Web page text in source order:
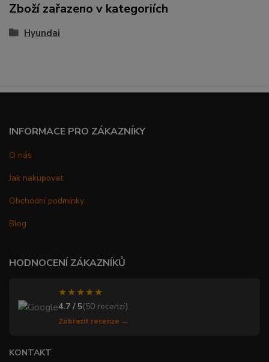
Zboží zařazeno v kategoriích
Hyundai
INFORMACE PRO ZÁKAZNÍKY
O nás
Jak nakupovat
Obchodní podmínky
Blog
HODNOCENÍ ZÁKAZNÍKŮ
★★★★★
4.7 / 5(50 recenzí)
Zobrazit recenze →
KONTAKT